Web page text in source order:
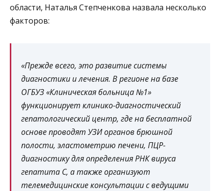
области, Наталья Степченкова назвала несколько
факторов:
«Прежде всего, это развитие системы
диагностики и лечения. В регионе на базе
ОГБУЗ «Клиническая больница №1»
функционирует клинико-диагностический
гепатологический центр, где на бесплатной
основе проводят УЗИ органов брюшной
полости, эластометрию печени, ПЦР-
диагностику для определения РНК вируса
гепатита С, а также организуют
телемедицинские консультации с ведущими